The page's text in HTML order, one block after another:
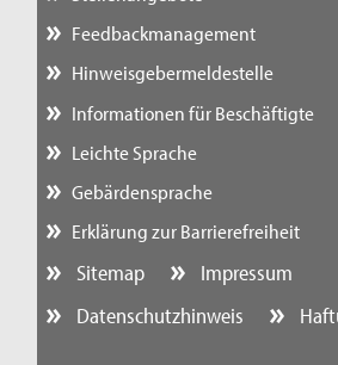
Feedbackmanagement
Hinweisgebermeldestelle
Informationen für Beschäftigte
Leichte Sprache
Gebärdensprache
Erklärung zur Barrierefreiheit
Sitemap
Impressum
Datenschutzhinweis